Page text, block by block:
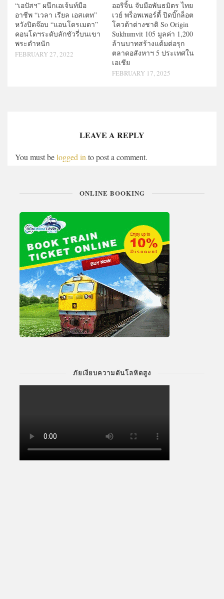
“เอปัสฯ” ผนึกเอเจ้นท์มือ
อาชีพ “เวลา เรียล เอสเตท”
หวังปิดจ๊อบ “แอนโดรเมดา”
คอนโดฯระดับลักชัวรี่บนเขา
พระตำหนัก
FEBRUARY 27, 2022
ออริจิ้น จับมือพันธมิตร ไทย
เวย์ พร็อพเพอร์ตี้ ปิดบิ๊กล็อต
โควต้าต่างชาติ So Origin
Sukhumvit 105 มูลค่า 1,200
ล้านบาทสร้างแต้มต่อรุก
ตลาดอสังหาฯ 5 ประเทศใน
เอเชีย
FEBRUARY 17, 2025
LEAVE A REPLY
You must belogged into post a comment.
ONLINE BOOKING
ภัยเงียบความดันโลหิตสูง